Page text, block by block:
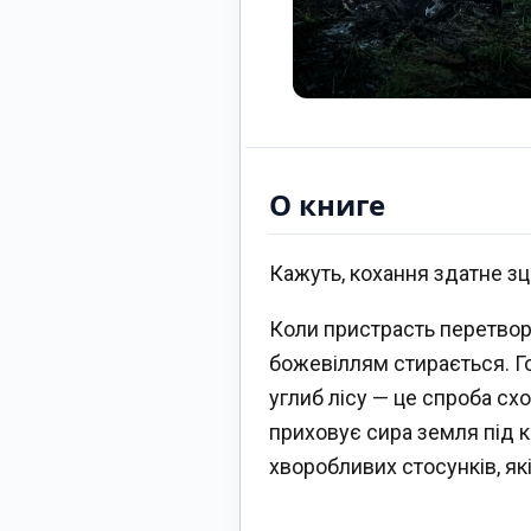
О книге
Кажуть, кохання здатне
Коли пристрасть
божевіллям стирається.
углиб лісу — це спроба
приховує сира земля під
хворобливих стосунків,